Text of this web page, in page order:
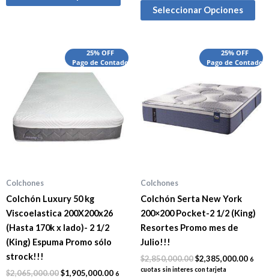
Seleccionar Opciones
25% OFF
Pago de Contado
Colchones
Colchón Luxury 50 kg
Viscoelastica 200X200x26
(Hasta 170k x lado)- 2 1/2
(King) Espuma Promo sólo
strock!!!
$2,065,000.00
El
precio
original
$2,065,000.00.
$1,905,000.00
El
precio
$1,905,000.00.
6
25% OFF
Pago de Contado
Colchones
Colchón Serta New York
200×200 Pocket-2 1/2 (King)
Resortes Promo mes de
Julio!!!
$2,850,000.00
El
precio
era:
$2,850,000.00.
$2,385,000.00
El
6
cuotas sin interes con tarjeta